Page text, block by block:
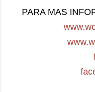
PARA MAS